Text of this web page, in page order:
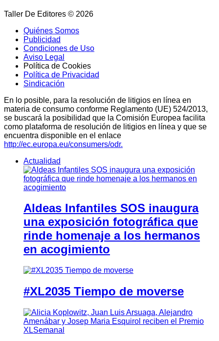
Taller De Editores © 2026
Quiénes Somos
Publicidad
Condiciones de Uso
Aviso Legal
Política de Cookies
Política de Privacidad
Sindicación
En lo posible, para la resolución de litigios en línea en
materia de consumo conforme Reglamento (UE) 524/2013,
se buscará la posibilidad que la Comisión Europea facilita
como plataforma de resolución de litigios en línea y que se
encuentra disponible en el enlace
http://ec.europa.eu/consumers/odr.
Actualidad
Aldeas Infantiles SOS inaugura
una exposición fotográfica que
rinde homenaje a los hermanos
en acogimiento
#XL2035 Tiempo de moverse